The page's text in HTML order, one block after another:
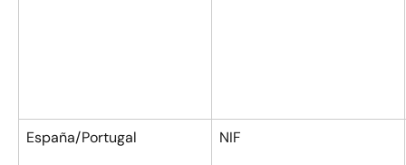
España/Portugal NIF